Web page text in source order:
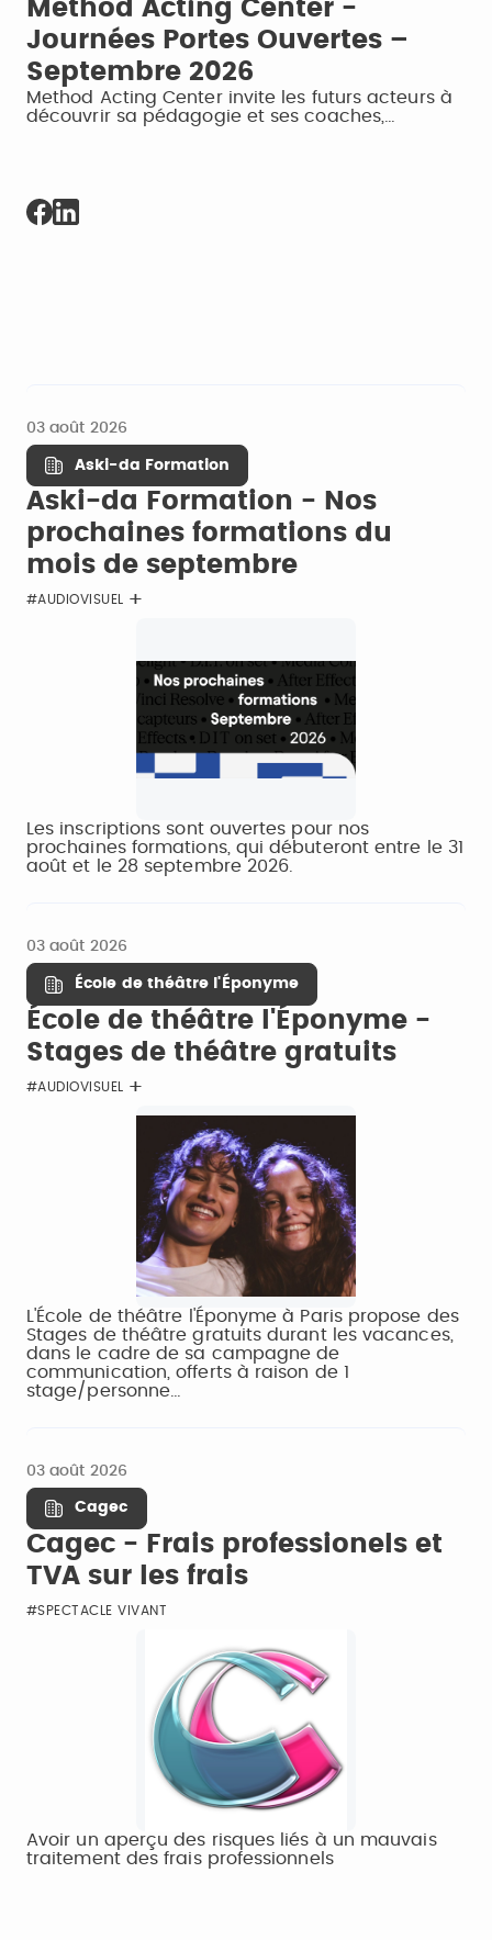
Method Acting Center -
Journées Portes Ouvertes –
Septembre 2026
Method Acting Center invite les futurs acteurs à
découvrir sa pédagogie et ses coaches,…
03 août 2026
Aski-da Formation
Aski-da Formation - Nos
prochaines formations du
mois de septembre
#AUDIOVISUEL
Les inscriptions sont ouvertes pour nos
prochaines formations, qui débuteront entre le 31
août et le 28 septembre 2026.
03 août 2026
École de théâtre l'Éponyme
École de théâtre l'Éponyme -
Stages de théâtre gratuits
#AUDIOVISUEL
L'École de théâtre l'Éponyme à Paris propose des
Stages de théâtre gratuits durant les vacances,
dans le cadre de sa campagne de
communication, offerts à raison de 1
stage/personne…
03 août 2026
Cagec
Cagec - Frais professionels et
TVA sur les frais
#SPECTACLE VIVANT
Avoir un aperçu des risques liés à un mauvais
traitement des frais professionnels